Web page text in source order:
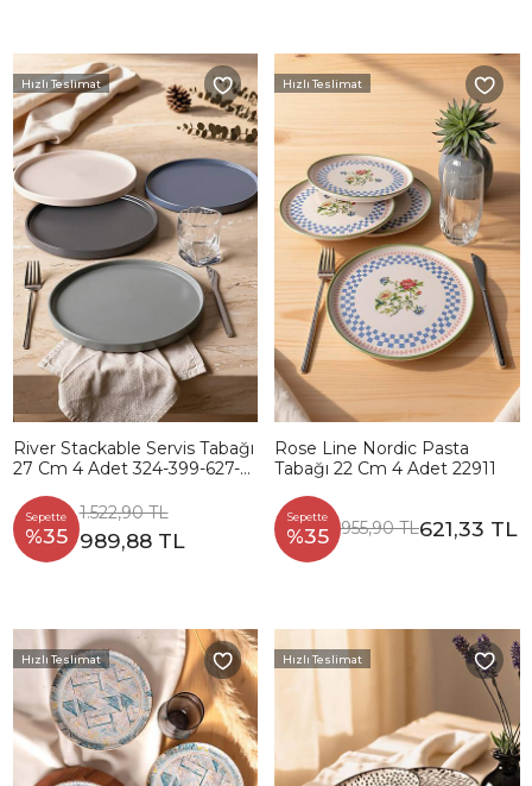
Hızlı Teslimat
River Stackable Servis Tabağı
27 Cm 4 Adet 324-399-627-
Sepette
%35
1.522,90 TL
989,88 TL
Hızlı Teslimat
Rose Line Nordic Pasta
Tabağı 22 Cm 4 Adet 22911
Sepette
%35 955,90 TL621,33 TL
Hızlı Teslimat Hızlı Teslimat